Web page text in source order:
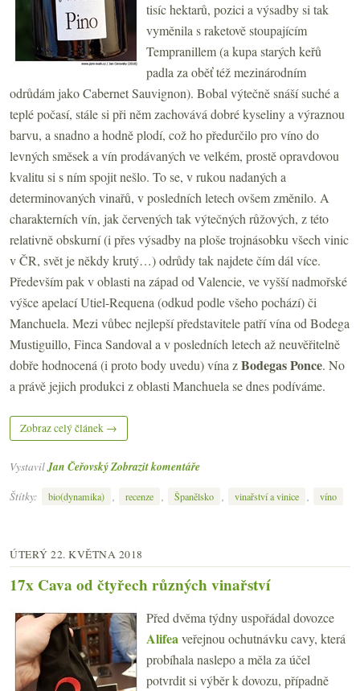
tisíc hektarů, pozici a výsadby si tak
vyměnila s raketově stoupajícím
Tempranillem (a kupa starých keřů
padla za oběť též mezinárodním
odrůdám jako Cabernet Sauvignon). Bobal výtečně snáší suché a
teplé počasí, stále si při něm zachovává dobré kyseliny a výraznou
barvu, a snadno a hodně plodí, což ho předurčilo pro víno do
levných směsek a vín prodávaných ve velkém, prostě opravdovou
kvalitu si s ním spojit nešlo. To se, v rukou nadaných a
determinovaných vinařů, v posledních letech ovšem změnilo. A
charakterních vín, jak červených tak výtečných růžových, z této
relativně obskurní (i přes výsadby na ploše trojnásobku všech vinic
v ČR, svět je někdy krutý…) odrůdy tak najdete čím dál více.
Především pak v oblasti na západ od Valencie, ve vyšší nadmořské
výšce apelací Utiel-Requena (odkud podle všeho pochází) či
Manchuela. Mezi vůbec nejlepší představitele patří vína od Bodega
Mustiguillo, Finca Sandoval a v posledních letech až neuvěřitelně
dobře hodnocená (i proto body uvedu) vína zBodegas Ponce. No
a právě jejich produkci z oblasti Manchuela se dnes podíváme.
Zobraz celý článek →
VystavilJan ČeřovskýZobrazit komentáře
Štítky:
bio(dynamika) , recenze , Španělsko , vinařství a vinice , víno
ÚTERÝ 22. KVĚTNA 2018
17x Cava od čtyřech různých vinařství
Před dvěma týdny uspořádal dovozce
Alifeaveřejnou ochutnávku cavy, která
probíhala naslepo a měla za účel
potvrdit si výběr k dovozu, případně